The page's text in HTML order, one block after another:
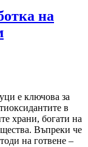
на
е ключова за
в
храни, богати на
Въпреки че
на готвене –